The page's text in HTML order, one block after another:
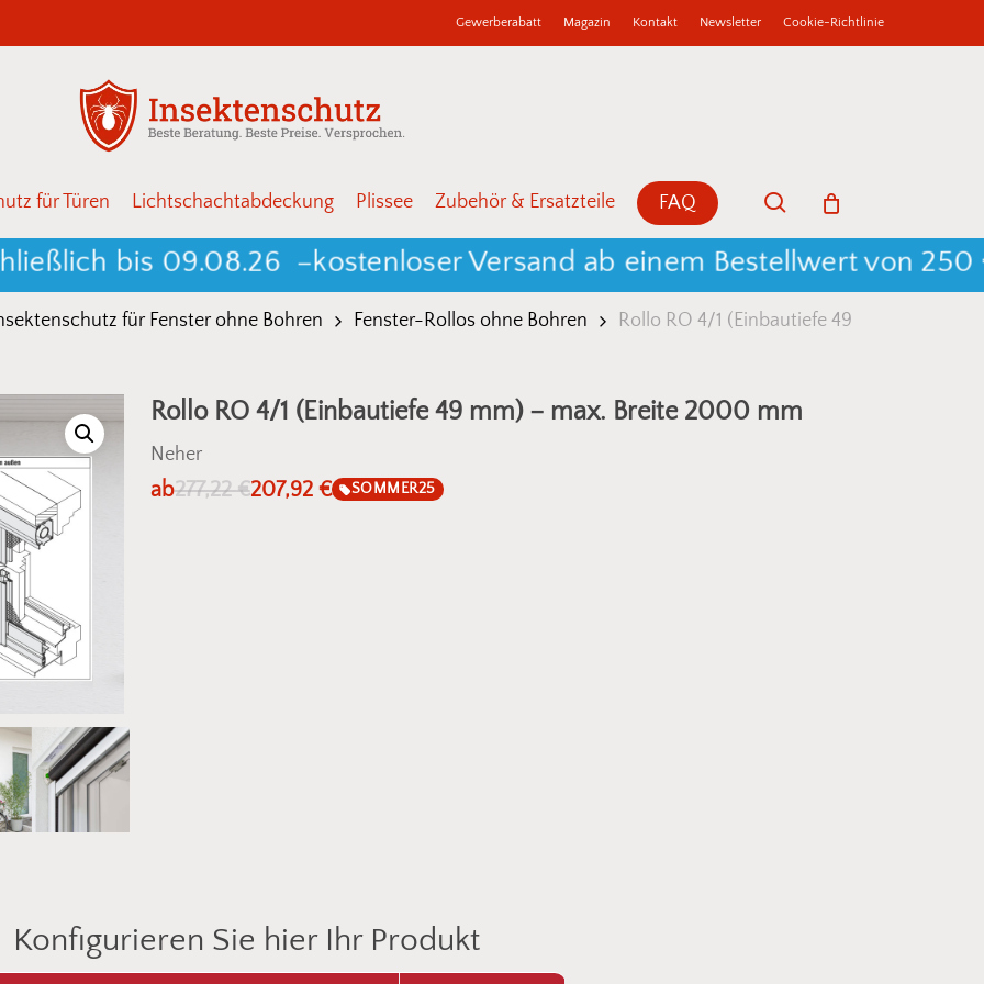
Gewerberabatt Magazin Kontakt Newsletter Cookie-Richtlinie
für Türen Lichtschachtabdeckung Plissee Zubehör & Ersatzteile FAQ search
Warenkorb
Close
bis 09.08.26 –kostenloser Versand ab einem Bestellwert von 250 € 🦟
für Fenster ohne Bohren Fenster-Rollos ohne Bohren Rollo RO 4/1 (Einbautiefe 49
Rollo RO 4/1 (Einbautiefe 49 mm) – max. Breite 2000 mm
Neher
ab277,22€207,92 € SOMMER25
Konfigurieren Sie hier Ihr Produkt